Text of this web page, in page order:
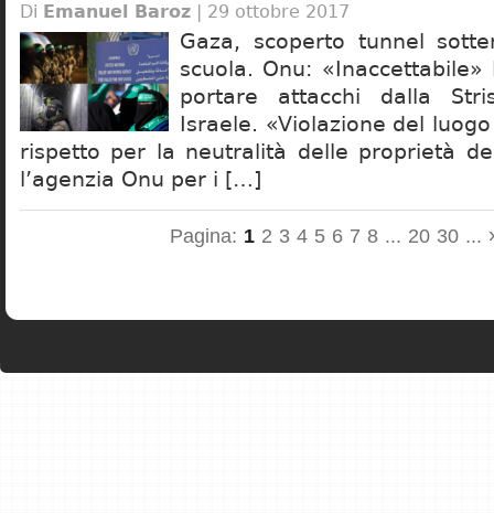
Di Emanuel Baroz | 29 ottobre 2017
Gaza, scoperto tunnel
scuola. Onu:
portare attacchi dalla
Israele. «Violazione del
rispetto per la neutralità delle proprietà
l’agenzia Onu per i […]
Pagina: 1 2 3 4 5 6 7 8 ... 20 30 ...